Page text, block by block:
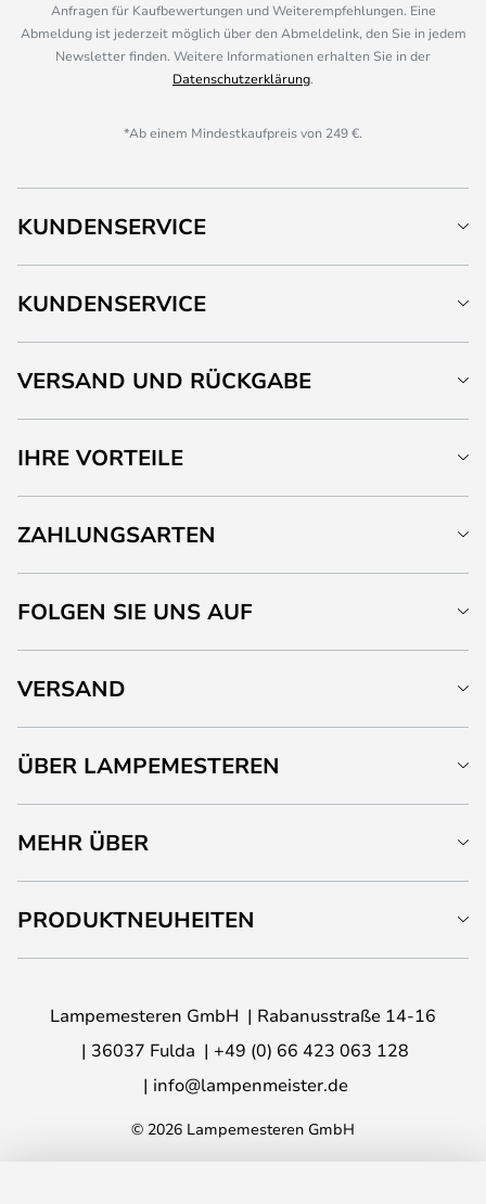
Anfragen für Kaufbewertungen und Weiterempfehlungen. Eine
Abmeldung ist jederzeit möglich über den Abmeldelink, den Sie in jedem
Newsletter finden. Weitere Informationen erhalten Sie in der
Datenschutzerklärung.
*Ab einem Mindestkaufpreis von 249 €.
KUNDENSERVICE
KUNDENSERVICE
VERSAND UND RÜCKGABE
IHRE VORTEILE
ZAHLUNGSARTEN
FOLGEN SIE UNS AUF
VERSAND
ÜBER LAMPEMESTEREN
MEHR ÜBER
PRODUKTNEUHEITEN
Lampemesteren GmbH
Rabanusstraße 14-16
36037 Fulda
+49 (0) 66 423 063 128
info@lampenmeister.de
© 2026 Lampemesteren GmbH